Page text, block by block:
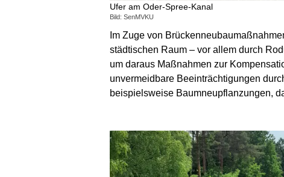
Ufer am Oder-Spree-Kanal
Bild: SenMVKU
Im Zuge von
städtischen Raum – vor allem durch
um daraus Maßnahmen zur
unvermeidbare Beeinträchtigungen
beispielsweise Baumneupflanzungen,